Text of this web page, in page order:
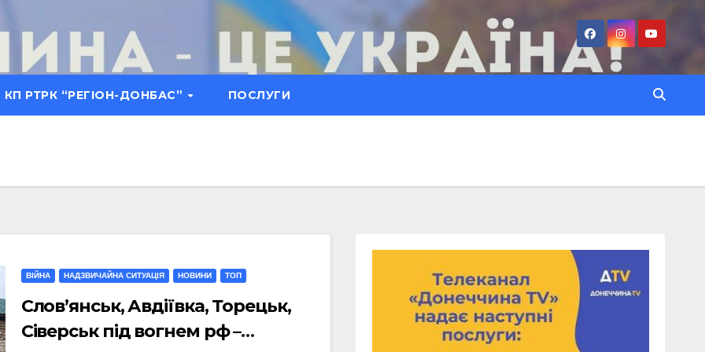
КП РТРК “РЕГІОН-ДОНБАС” ПОСЛУГИ
ВІЙНА НАДЗВИЧАЙНА СИТУАЦІЯ НОВИНИ ТОП
Слов’янськ, Авдіївка, Торецьк,
Сіверськ під вогнем рф –